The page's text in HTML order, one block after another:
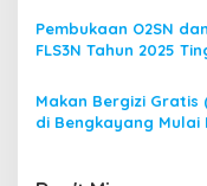
t
o
Pembukaan O2SN dan
FLS3N Tahun 2025
Bengkayang
Makan Bergizi Gratis
di Bengkayang Mulai